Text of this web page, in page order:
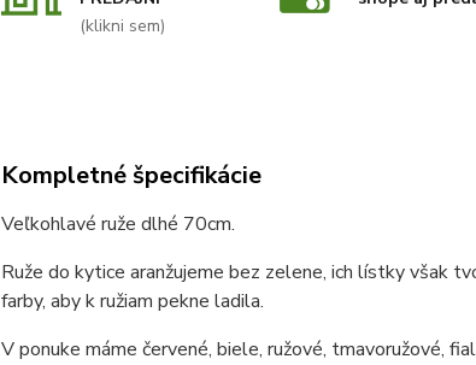
(klikni sem)
Kompletné špecifikácie
Veľkohlavé ruže dlhé 70cm.
Ruže do kytice aranžujeme bez zelene, ich lístky však
farby, aby k ružiam pekne ladila.
V ponuke máme červené, biele, ružové, tmavoružové,